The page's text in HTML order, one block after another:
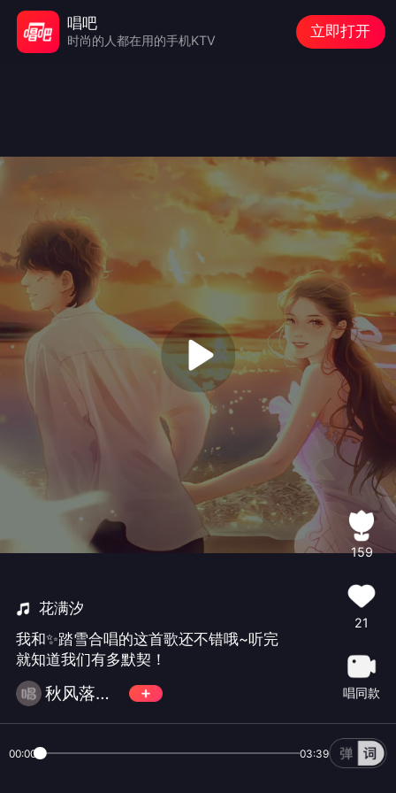
花满汐
我和✨踏雪合唱的这首歌还不错哦~听完
就知道我们有多默契！
秋风落叶_43780600548
159
21
唱同款
00:00 03:39
唱吧
时尚的人都在用的手机KTV
立即打开